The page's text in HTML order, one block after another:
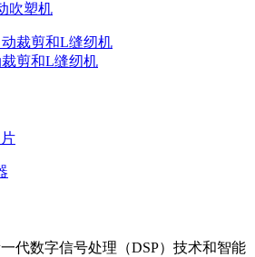
吹塑机
剪和L缝纫机
代数字信号处理（DSP）技术和智能